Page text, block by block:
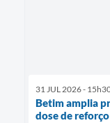
31 JUL 2026 -
Betim amplia
dose de